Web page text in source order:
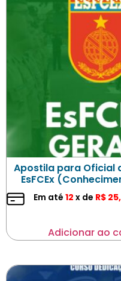
Apostila para Oficial
EsFCEx
Em até 12 x de R$
Adicionar ao